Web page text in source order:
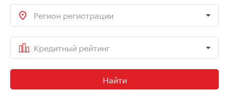
Регион регистрации
Кредитный рейтинг
Найти